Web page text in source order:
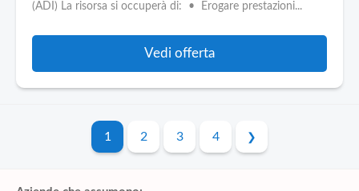
(ADI) La risorsa si occuperà di: • Erogare prestazioni...
Vedi offerta
1 2 3 4